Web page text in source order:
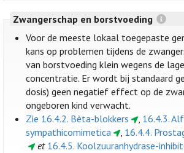
Zwangerschap en borstvoeding
Voor de meeste lokaal toegepaste
kans op problemen tijdens de
van borstvoeding klein wegens de
concentratie. Er wordt bij standaard
dosis) geen negatief effect op de
ongeboren kind verwacht.
Zie 16.4.2. Bèta-blokkers
, 16.4.3.
sympathicomimetica
, 16.4.4.
et 16.4.5. Koolzuuranhydrase-